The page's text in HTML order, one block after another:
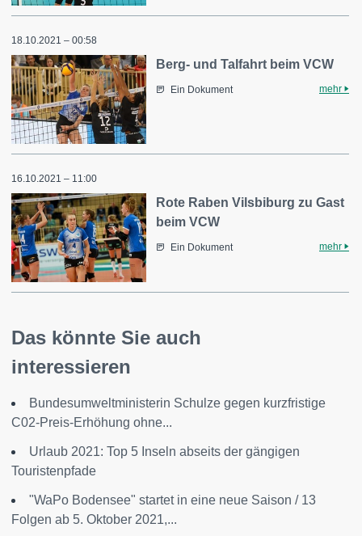
18.10.2021 – 00:58
Berg- und Talfahrt beim VCW
Ein Dokument mehr
16.10.2021 – 11:00
Rote Raben Vilsbiburg zu Gast
beim VCW
Ein Dokument mehr
Das könnte Sie auch
interessieren
Bundesumweltministerin Schulze gegen kurzfristige
C02-Preis-Erhöhung ohne...
Urlaub 2021: Top 5 Inseln abseits der gängigen
Touristenpfade
"WaPo Bodensee" startet in eine neue Saison / 13
Folgen ab 5. Oktober 2021,...